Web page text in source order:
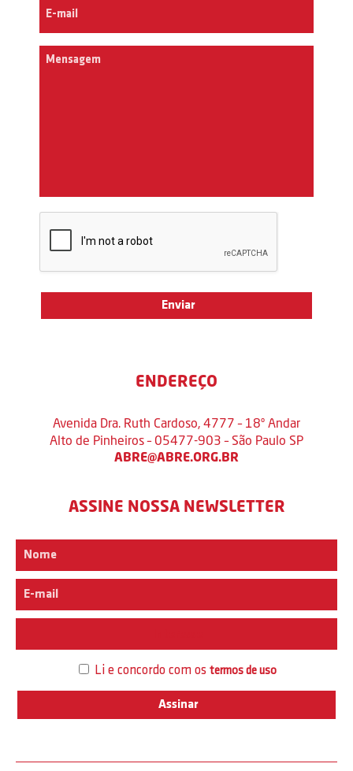
ENDEREÇO
Avenida Dra. Ruth Cardoso, 4777 – 18º Andar
Alto de Pinheiros – 05477-903 – São Paulo SP
ABRE@ABRE.ORG.BR
ASSINE NOSSA NEWSLETTER
Li e concordo com os termos de uso